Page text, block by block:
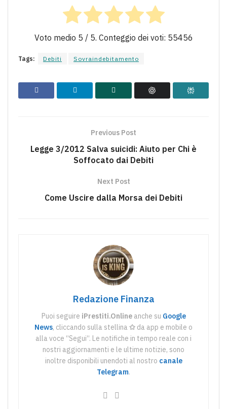
Voto medio 5 / 5. Conteggio dei voti: 55456
Tags: Debiti Sovraindebitamento
Previous Post
Legge 3/2012 Salva suicidi: Aiuto per Chi è
Soffocato dai Debiti
Next Post
Come Uscire dalla Morsa dei Debiti
Redazione Finanza
Puoi seguire iPrestiti.Onlineanche su Google
News, cliccando sulla stellina✩ da app e mobile o
alla voce “Segui“. Le notifiche in tempo reale con i
nostri aggiornamenti e le ultime notizie, sono
inoltre disponibili unendoti al nostro canale
Telegram.